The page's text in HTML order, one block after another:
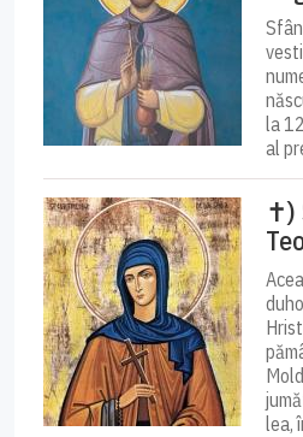
la
al
✝)
lea,